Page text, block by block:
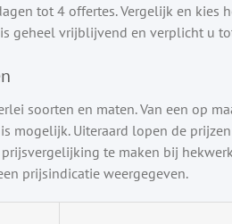
tot 4 offertes. Vergelijk en kies
geheel vrijblijvend en verplicht u
soorten en maten. Van een op
mogelijk. Uiteraard lopen de
te maken bij
prijsindicatie weergegeven.